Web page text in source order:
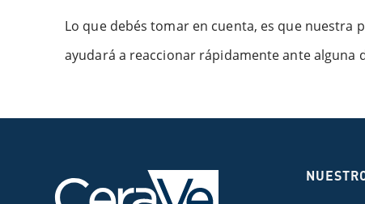
Lo que debés tomar en cuenta, es que
ayudará a reaccionar rápidamente ante alguna